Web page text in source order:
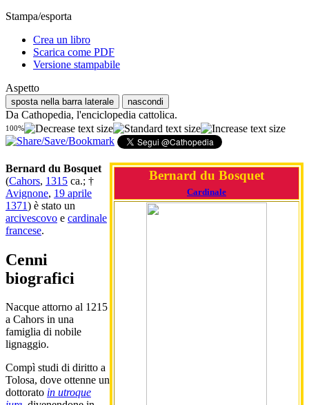
Stampa/esporta
Crea un libro
Scarica come PDF
Versione stampabile
Aspetto
sposta nella barra laterale nascondi
Da Cathopedia, l'enciclopedia cattolica.
100%
Bernard du Bosquet
Cardinale
Bernard du Bosquet
(Cahors, 1315 ca.; †
Avignone, 19 aprile
1371) è stato un
arcivescovo e cardinale
francese.
Cenni
biografici
Nacque attorno al 1215
a Cahors in una
famiglia di nobile
lignaggio.
Compì studi di diritto a
Tolosa, dove ottenne un
dottorato in utroque